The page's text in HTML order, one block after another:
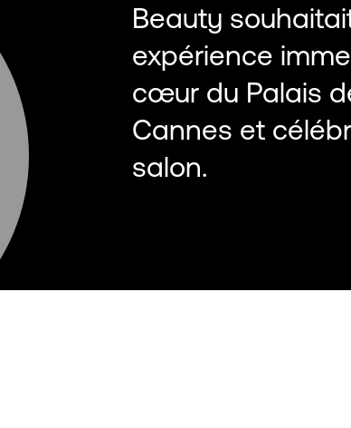
Beauty
expérience
cœur du Palais
Cannes et
salon.